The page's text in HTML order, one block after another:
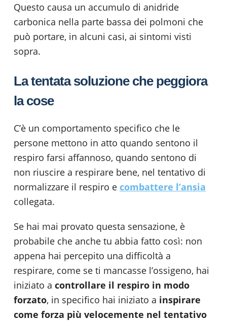
Questo causa un accumulo di anidride
carbonica nella parte bassa dei polmoni che
può portare, in alcuni casi, ai sintomi visti
sopra.
La tentata soluzione che peggiora
la cose
C’è un comportamento specifico che le
persone mettono in atto quando sentono il
respiro farsi affannoso, quando sentono di
non riuscire a respirare bene, nel tentativo di
normalizzare il respiro e combattere l’ansia
collegata.
Se hai mai provato questa sensazione, è
probabile che anche tu abbia fatto così: non
appena hai percepito una difficoltà a
respirare, come se ti mancasse l’ossigeno, hai
iniziato a controllare il respiro in modo
forzato, in specifico hai iniziato a inspirare
come forza più velocemente nel tentativo